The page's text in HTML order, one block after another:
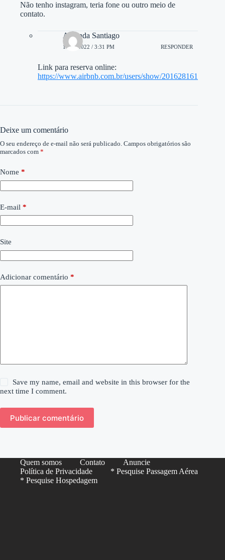
Não tenho instagram, teria fone ou outro meio de
contato.
Amanda Santiago
11/04/2022 / 3:31 PM RESPONDER
Link para reserva online:
https://www.airbnb.com.br/users/show/201628161
Deixe um comentário
O seu endereço de e-mail não será publicado. Campos obrigatórios são
marcados com *
Nome *
E-mail *
Site
Adicionar comentário *
Save my name, email and website in this browser for the
next time I comment.
Publicar comentário
Quem somos Contato
Anuncie
Política de Privacidade
* Pesquise Passagem Aérea
* Pesquise Hospedagem